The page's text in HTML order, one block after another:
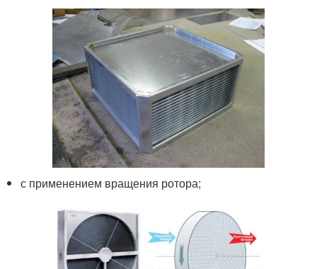
с применением вращения ротора;